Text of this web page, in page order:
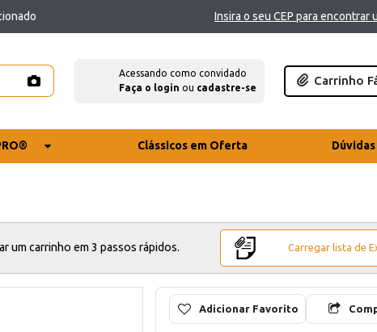
Insira o seu CEP para encontrar
Acessando como convidado
Faça o login ou cadastre-se
Carrinho
Clássicos em Oferta
um carrinho em 3 passos rápidos. Carregar lista de
Adicionar Favorito